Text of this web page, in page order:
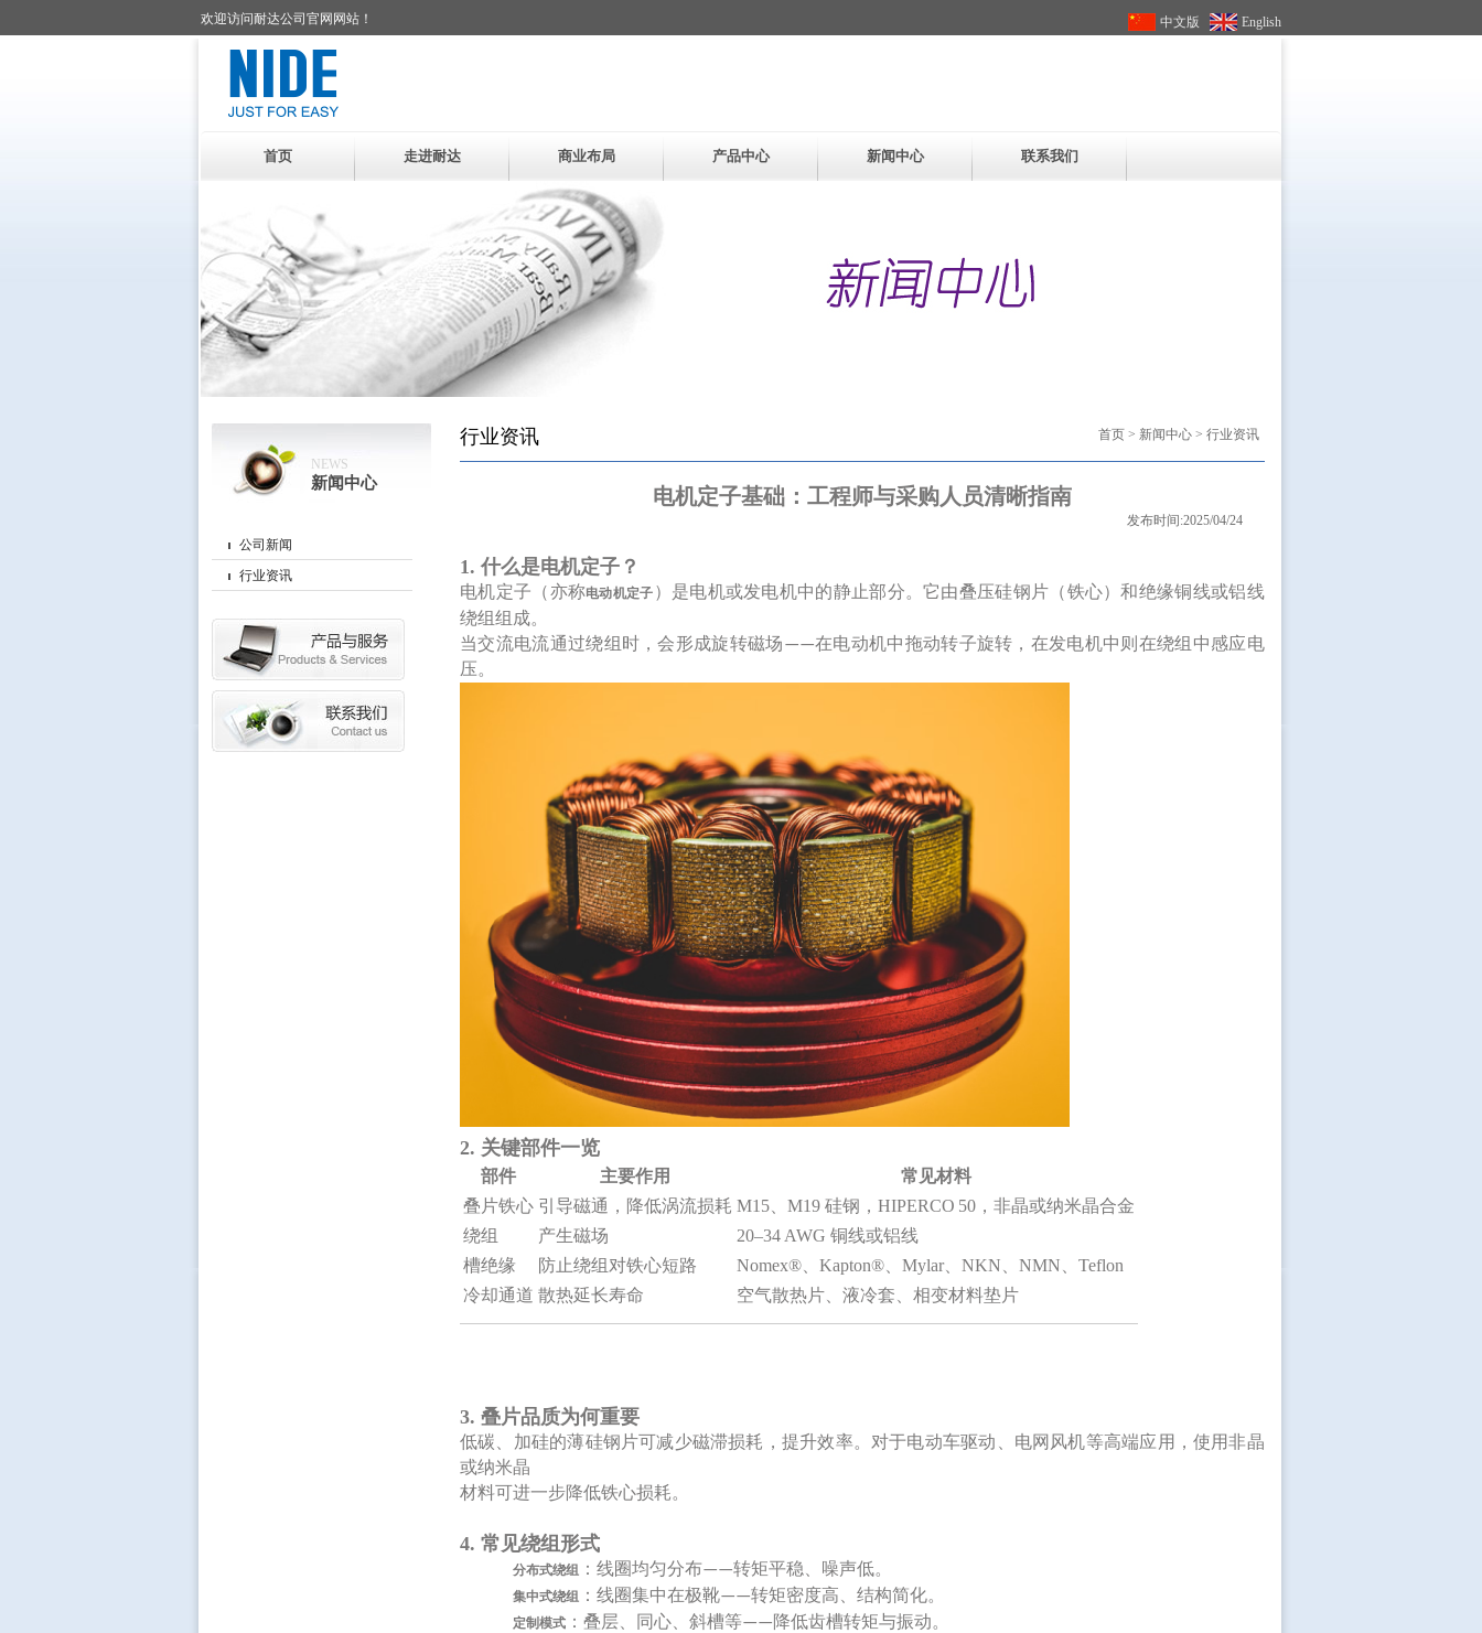
欢迎访问耐达公司官网网站！ 中文版 English
首页 走进耐达 商业布局 产品中心 新闻中心 联系我们
NEWS
新闻中心
公司新闻
行业资讯
行业资讯 首页> 新闻中心 > 行业资讯
电机定子基础：工程师与采购人员清晰指南
发布时间:2025/04/24
1. 什么是电机定子？
电机定子（亦称电动机定子 ）是电机或发电机中的静止部分。它由叠压硅钢片（铁心）和绝缘铜线或铝线
绕组组成。
当交流电流通过绕组时，会形成旋转磁场——在电动机中拖动转子旋转，在发电机中则在绕组中感应电
压。
2. 关键部件一览
部件 主要作用
常见材料
叠片铁心 引导磁通，降低涡流损耗 M15、M19 硅钢，HIPERCO 50，非晶或纳米晶合金
绕组
产生磁场
20–34 AWG 铜线或铝线
槽绝缘
防止绕组对铁心短路
Nomex®、Kapton®、Mylar、NKN、NMN、Teflon
冷却通道 散热延长寿命 空气散热片、液冷套、相变材料垫片
3. 叠片品质为何重要
低碳、加硅的薄硅钢片可减少磁滞损耗，提升效率。对于电动车驱动、电网风机等高端应用，使用非晶
或纳米晶
材料可进一步降低铁心损耗。
4. 常见绕组形式
分布式绕组 ：线圈均匀分布——转矩平稳、噪声低。
集中式绕组 ：线圈集中在极靴——转矩密度高、结构简化。
定制模式 ：叠层、同心、斜槽等——降低齿槽转矩与振动。